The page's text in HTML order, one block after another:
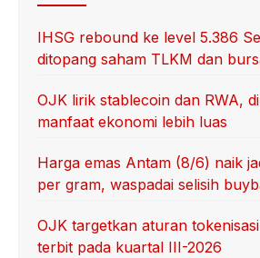
IHSG rebound ke level 5.386
ditopang saham TLKM dan
OJK lirik stablecoin dan RWA,
manfaat ekonomi lebih luas
Harga emas Antam (8/6) naik
per gram, waspadai selisih
OJK targetkan aturan
terbit pada kuartal III-2026